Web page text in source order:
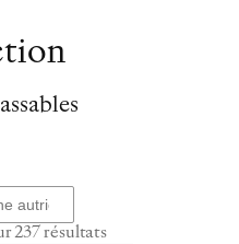
237 résultatsTrié